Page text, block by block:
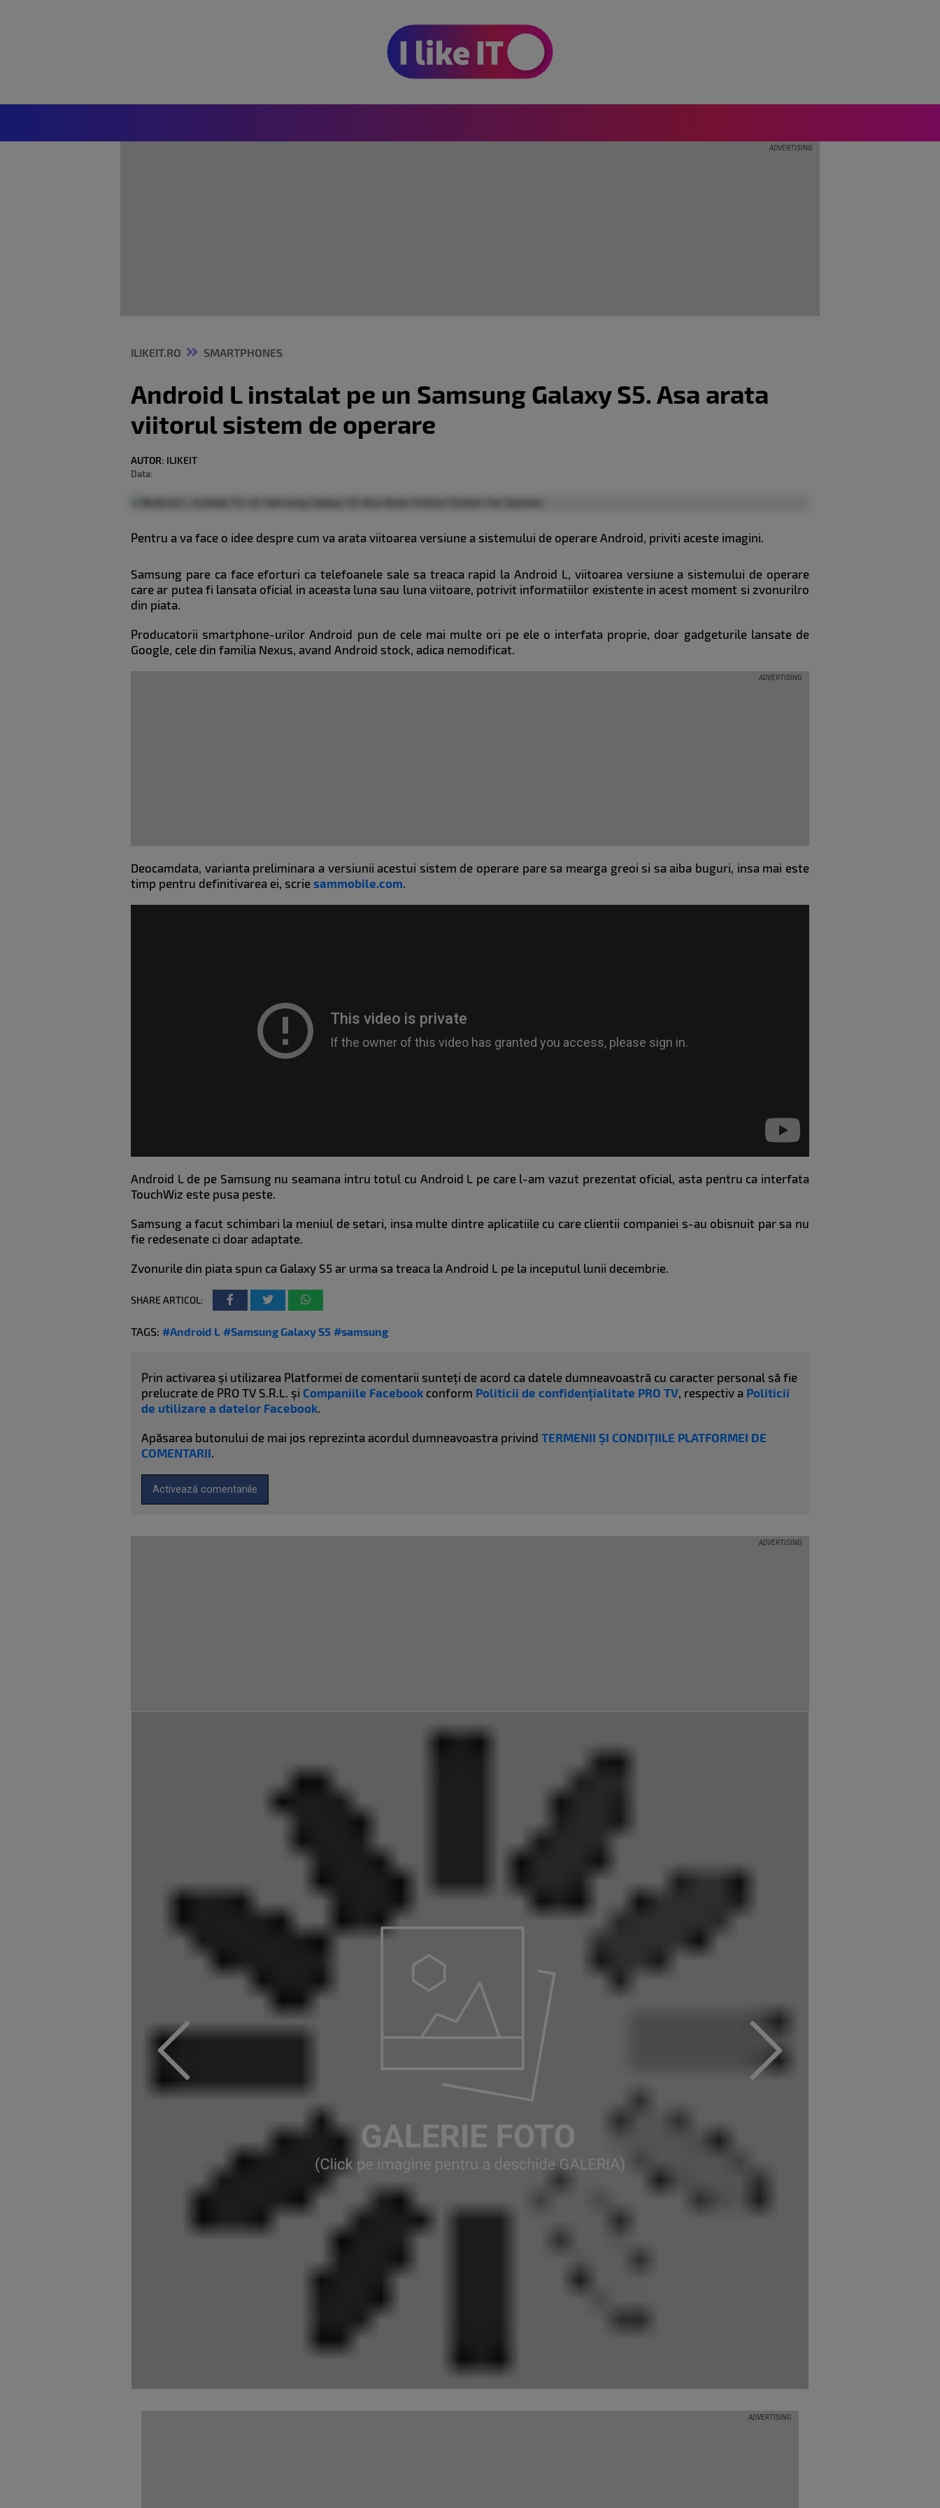
ILIKEIT.RO SMARTPHONES
Android L instalat pe un Samsung Galaxy S5. Asa arata
viitorul sistem de operare
AUTOR: ILIKEIT
Data:
Pentru a va face o idee despre cum va arata viitoarea versiune a sistemului de operare Android, priviti aceste imagini.
Samsung pare ca face eforturi ca telefoanele sale sa treaca rapid la Android L, viitoarea versiune a sistemului de operare
care ar putea fi lansata oficial in aceasta luna sau luna viitoare, potrivit informatiilor existente in acest moment si zvonurilro
din piata.
Producatorii smartphone-urilor Android pun de cele mai multe ori pe ele o interfata proprie, doar gadgeturile lansate de
Google, cele din familia Nexus, avand Android stock, adica nemodificat.
Deocamdata, varianta preliminara a versiunii acestui sistem de operare pare sa mearga greoi si sa aiba buguri, insa mai este
timp pentru definitivarea ei, scrie sammobile.com.
Android L de pe Samsung nu seamana intru totul cu Android L pe care l-am vazut prezentat oficial, asta pentru ca interfata
TouchWiz este pusa peste.
Samsung a facut schimbari la meniul de setari, insa multe dintre aplicatiile cu care clientii companiei s-au obisnuit par sa nu
fie redesenate ci doar adaptate.
Zvonurile din piata spun ca Galaxy S5 ar urma sa treaca la Android L pe la inceputul lunii decembrie.
SHARE ARTICOL:
TAGS: #Android L #Samsung Galaxy S5 #samsung
Prin activarea și utilizarea Platformei de comentarii sunteți de acord ca datele dumneavoastră cu caracter personal să fie
prelucrate de PRO TV S.R.L. și Companiile Facebook conform Politicii de confidențialitate PRO TV, respectiv a Politicii
de utilizare a datelor Facebook.
Apăsarea butonului de mai jos reprezinta acordul dumneavoastra privind TERMENII ȘI CONDIȚIILE PLATFORMEI DE
COMENTARII.
Activează comentariile